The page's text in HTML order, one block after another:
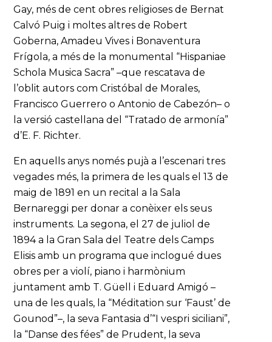
Gay, més de cent obres religioses de Bernat
Calvó Puig i moltes altres de Robert
Goberna, Amadeu Vives i Bonaventura
Frígola, a més de la monumental “Hispaniae
Schola Musica Sacra” –que rescatava de
l’oblit autors com Cristóbal de Morales,
Francisco Guerrero o Antonio de Cabezón– o
la versió castellana del “Tratado de armonía”
d’E. F. Richter.
En aquells anys només pujà a l’escenari tres
vegades més, la primera de les quals el 13 de
maig de 1891 en un recital a la Sala
Bernareggi per donar a conèixer els seus
instruments. La segona, el 27 de juliol de
1894 a la Gran Sala del Teatre dels Camps
Elisis amb un programa que inclogué dues
obres per a violí, piano i harmònium
juntament amb T. Güell i Eduard Amigó –
una de les quals, la “Méditation sur ‘Faust’ de
Gounod”–, la seva Fantasia d’“I vespri siciliani”,
la “Danse des fées” de Prudent, la seva